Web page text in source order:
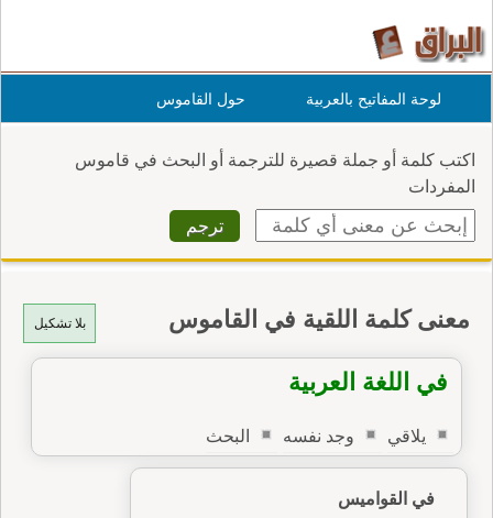
لوحة المفاتيح بالعربية حول القاموس
اكتب كلمة أو جملة قصيرة للترجمة أو البحث في قاموس
المفردات
بلا تشكيل معنى كلمة اللقية في القاموس
في اللغة العربية
يلاقي وجد نفسه البحث
في القواميس